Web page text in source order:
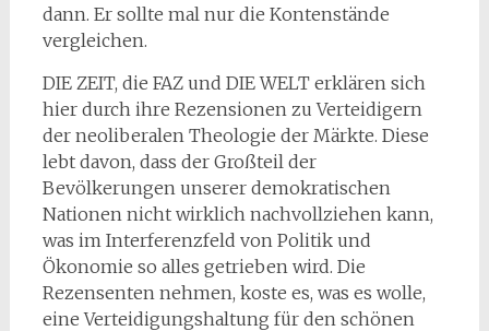
dann. Er sollte mal nur die Kontenstände
vergleichen.
DIE ZEIT, die FAZ und DIE WELT erklären sich
hier durch ihre Rezensionen zu Verteidigern
der neoliberalen Theologie der Märkte. Diese
lebt davon, dass der Großteil der
Bevölkerungen unserer demokratischen
Nationen nicht wirklich nachvollziehen kann,
was im Interferenzfeld von Politik und
Ökonomie so alles getrieben wird. Die
Rezensenten nehmen, koste es, was es wolle,
eine Verteidigungshaltung für den schönen